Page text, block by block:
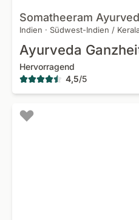
Somatheeram
Indien · Südwest-Indien /
Hervorragend
4,5/5